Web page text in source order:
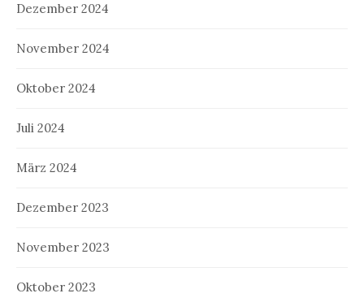
Dezember 2024
November 2024
Oktober 2024
Juli 2024
März 2024
Dezember 2023
November 2023
Oktober 2023